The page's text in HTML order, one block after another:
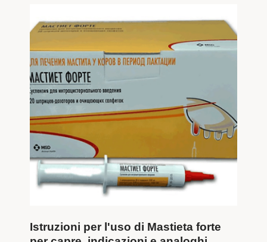
Istruzioni per l'uso di Mastieta forte